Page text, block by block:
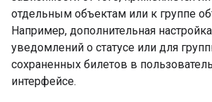
отдельным объектам или к группе
Например, дополнительная
уведомлений о статусе или для
сохраненных билетов в
интерфейсе.